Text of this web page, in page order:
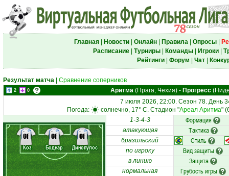
Главная| Новости| Онлайн| Правила| Опросы|
Расписание| Турниры| Команды| Игроки|
Рейтинги| Форум Чат|
Результат матча Сравнение соперников
2 0 Аритма (Прага, Чехия) - Прогресс
7 июля 2026, 22:00. Сезон 78. День
Погода:
солнечно, 17° C. Стадион "Ареал Аритма"
Коз Боднар Динопулос
CF CF CF
1-3-4-3 Формация
атакующая Тактика
бразильский Стиль
по игроку Вид защиты
в линию Защита
нормальная Грубость игры